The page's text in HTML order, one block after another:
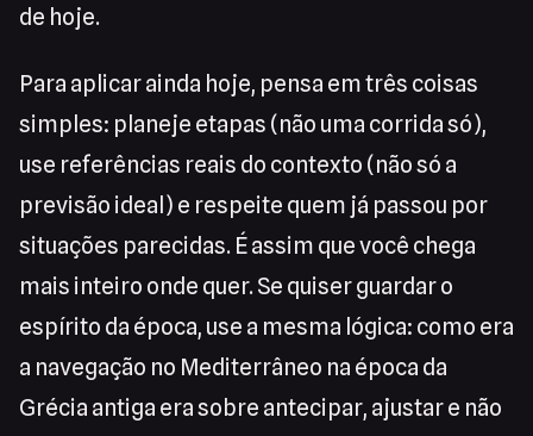
de hoje.
Para aplicar ainda hoje, pensa em três coisas
simples: planeje etapas (não uma corrida só),
use referências reais do contexto (não só a
previsão ideal) e respeite quem já passou por
situações parecidas. É assim que você chega
mais inteiro onde quer. Se quiser guardar o
espírito da época, use a mesma lógica: como era
a navegação no Mediterrâneo na época da
Grécia antiga era sobre antecipar, ajustar e não